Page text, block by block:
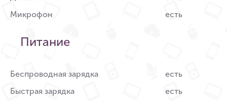
Микрофон
есть
Питание
Беспроводная зарядка
есть
Быстрая зарядка
есть